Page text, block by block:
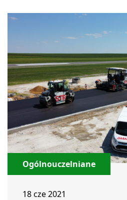
Ogólnouczelniane
18 cze 2021